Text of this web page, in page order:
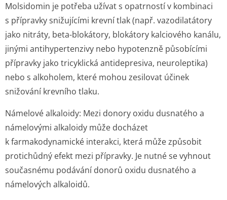
Molsidomin je potřeba užívat s opatrností v kombinaci
s přípravky snižujícími krevní tlak (např. vazodilatátory
jako nitráty, beta-blokátory, blokátory kalciového kanálu,
jinými antihypertenzivy nebo hypotenzně působícími
přípravky jako tricyklická antidepresiva, neuroleptika)
nebo s alkoholem, které mohou zesilovat účinek
snižování krevního tlaku.
Námelové alkaloidy: Mezi donory oxidu dusnatého a
námelovými alkaloidy může docházet
k farmakodynamické interakci, která může způsobit
protichůdný efekt mezi přípravky. Je nutné se vyhnout
současnému podávání donorů oxidu dusnatého a
námelových alkaloidů.